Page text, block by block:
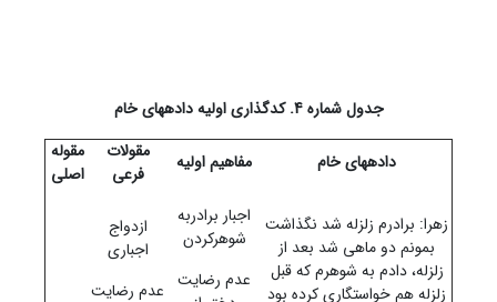
جدول شماره 4. کدگذاری اولیه داده‏های خام
داده‏های خام مفاهیم اولیه
مقولات
فرعی
مقوله
اصلی
زهرا: برادرم زلزله شد نگذاشت
بمونم دو ماهی شد بعد از
زلزله، دادم به شوهرم که قبل
زلزله هم خواستگاری کرده بود
اجبار برادربه
شوهرکردن
عدم رضایت
ازدواج
اجباری
عدم رضایت